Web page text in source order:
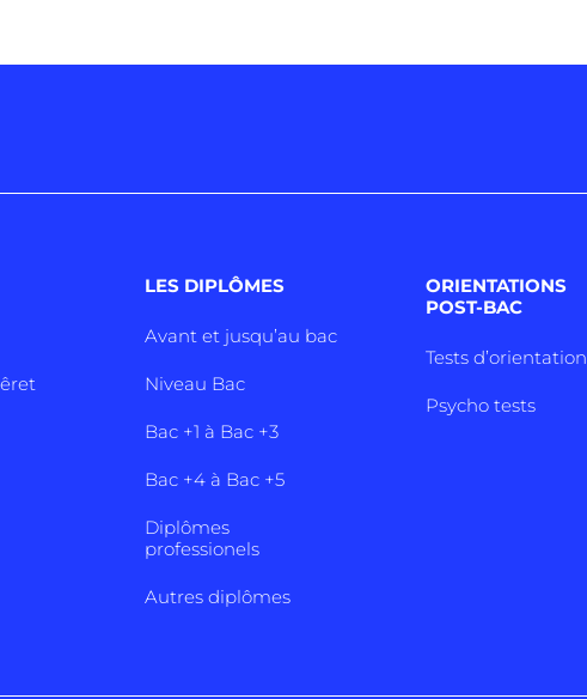
LES DIPLÔMES
Avant et jusqu’au bac
Niveau Bac
Bac +1 à Bac +3
Bac +4 à Bac +5
Diplômes
professionels
Autres diplômes
ORIENTATIONS
POST-BAC
Tests d’orientation
Psycho tests